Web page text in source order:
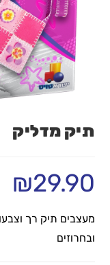
תיק מדליק
₪29.90
מעצבים תיק רך
ובחרוזים